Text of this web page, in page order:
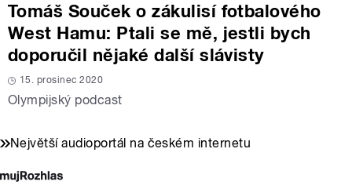
Tomáš Souček o zákulisí fotbalového
West Hamu: Ptali se mě, jestli bych
doporučil nějaké další slávisty
15. prosinec 2020
Olympijský podcast
Největší audioportál na českém internetu